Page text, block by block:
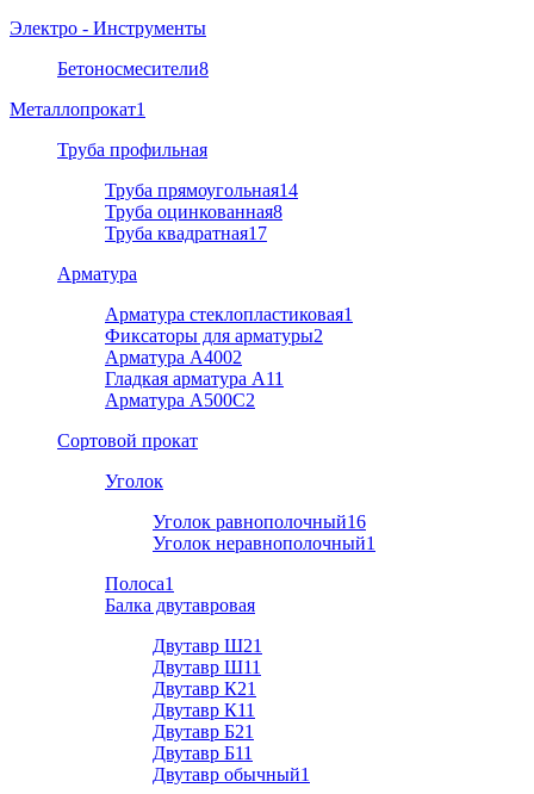
Электро - Инструменты
Бетоносмесители8
Металлопрокат1
Труба профильная
Труба прямоугольная14
Труба оцинкованная8
Труба квадратная17
Арматура
Арматура стеклопластиковая1
Фиксаторы для арматуры2
Арматура А4002
Гладкая арматура А11
Арматура A500C2
Cортовой прокат
Уголок
Уголок равнополочный16
Уголок неравнополочный1
Полоса1
Балка двутавровая
Двутавр Ш21
Двутавр Ш11
Двутавр К21
Двутавр К11
Двутавр Б21
Двутавр Б11
Двутавр обычный1